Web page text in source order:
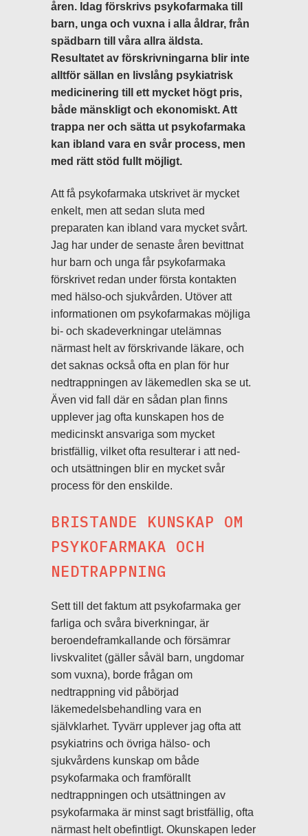
åren. Idag förskrivs psykofarmaka till
barn, unga och vuxna i alla åldrar, från
spädbarn till våra allra äldsta.
Resultatet av förskrivningarna blir inte
alltför sällan en livslång psykiatrisk
medicinering till ett mycket högt pris,
både mänskligt och ekonomiskt. Att
trappa ner och sätta ut psykofarmaka
kan ibland vara en svår process, men
med rätt stöd fullt möjligt.
Att få psykofarmaka utskrivet är mycket
enkelt, men att sedan sluta med
preparaten kan ibland vara mycket svårt.
Jag har under de senaste åren bevittnat
hur barn och unga får psykofarmaka
förskrivet redan under första kontakten
med hälso-och sjukvården. Utöver att
informationen om psykofarmakas möjliga
bi- och skadeverkningar utelämnas
närmast helt av förskrivande läkare, och
det saknas också ofta en plan för hur
nedtrappningen av läkemedlen ska se ut.
Även vid fall där en sådan plan finns
upplever jag ofta kunskapen hos de
medicinskt ansvariga som mycket
bristfällig, vilket ofta resulterar i att ned-
och utsättningen blir en mycket svår
process för den enskilde.
BRISTANDE KUNSKAP OM
PSYKOFARMAKA OCH
NEDTRAPPNING
Sett till det faktum att psykofarmaka ger
farliga och svåra biverkningar, är
beroendeframkallande och försämrar
livskvalitet (gäller såväl barn, ungdomar
som vuxna), borde frågan om
nedtrappning vid påbörjad
läkemedelsbehandling vara en
självklarhet. Tyvärr upplever jag ofta att
psykiatrins och övriga hälso- och
sjukvårdens kunskap om både
psykofarmaka och framförallt
nedtrappningen och utsättningen av
psykofarmaka är minst sagt bristfällig, ofta
närmast helt obefintligt. Okunskapen leder